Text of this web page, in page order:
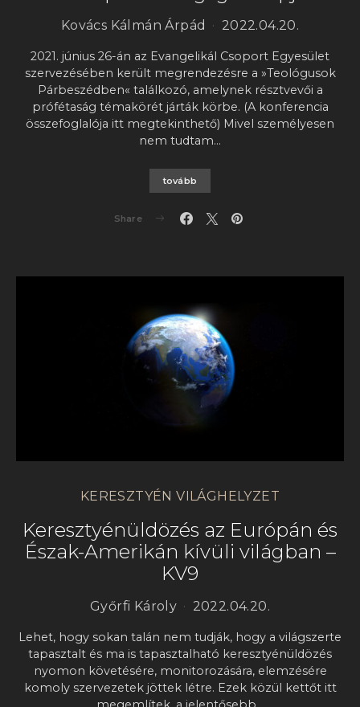
Kovács Kálmán Árpád 2022.04.20.
2021. június 26-án az Evangelikál Csoport Egyesület
szervezésében került megrendezésre a »Teológusok
Párbeszédben« találkozó, amelynek résztvevői a
prófétaság témakörét járták körbe. (A konferencia
összefoglalója itt megtekinthető) Mivel személyesen
nem tudtam…
tovább
Share
KERESZTYÉN VILÁGHELYZET
Keresztyénüldözés az Európán és
Észak-Amerikán kívüli világban –
KV9
Győrfi Károly 2022.04.20.
Lehet, hogy sokan talán nem tudják, hogy a világszerte
tapasztalt és ma is tapasztalható keresztyénüldözés
nyomon követésére, monitorozására, elemzésére
komoly szervezetek jöttek létre. Ezek közül kettőt itt